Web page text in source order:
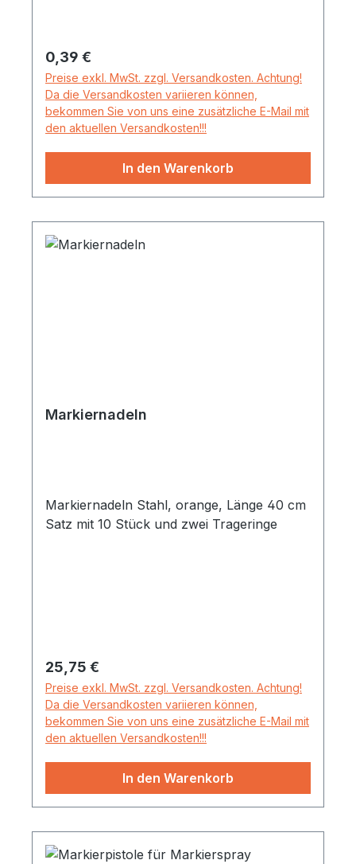
Regulärer Preis:
0,39 €
Preise exkl. MwSt. zzgl. Versandkosten. Achtung!
Da die Versandkosten variieren können,
bekommen Sie von uns eine zusätzliche E-Mail mit
den aktuellen Versandkosten!!!
In den Warenkorb
Markiernadeln
Markiernadeln Stahl, orange, Länge 40 cm
Satz mit 10 Stück und zwei Trageringe
Regulärer Preis:
25,75 €
Preise exkl. MwSt. zzgl. Versandkosten. Achtung!
Da die Versandkosten variieren können,
bekommen Sie von uns eine zusätzliche E-Mail mit
den aktuellen Versandkosten!!!
In den Warenkorb